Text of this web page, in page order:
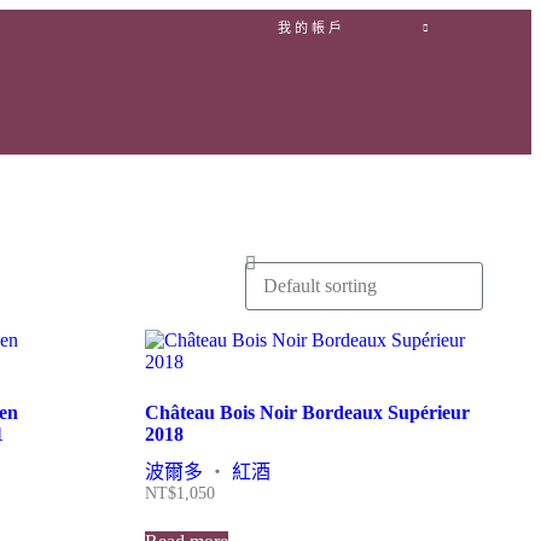
我的帳戶
Château Bois Noir Bordeaux Supérieur
2018
波爾多 ・ 紅酒
NT$1,050